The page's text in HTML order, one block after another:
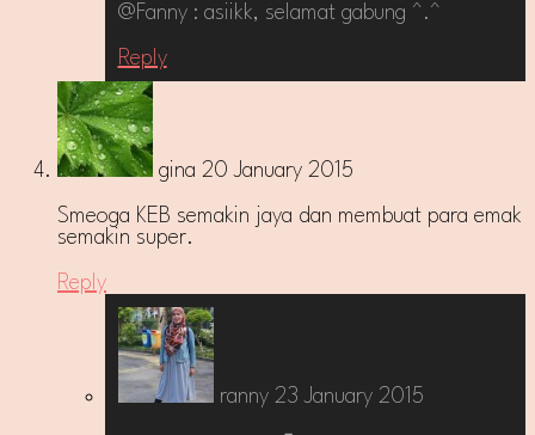
@Fanny : asiikk, selamat gabung ^.^
Reply
gina 20 January 2015
Smeoga KEB semakin jaya dan membuat para emak
semakin super.
Reply
ranny 23 January 2015